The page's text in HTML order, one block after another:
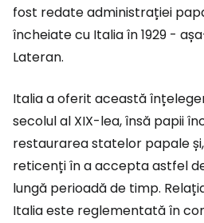
fost redate administrației
încheiate cu Italia în 1929 -
Lateran.
Italia a oferit această
secolul al XIX-lea, însă papii
restaurarea statelor papale
reticenți în a accepta astfel
lungă perioadă de timp.
Italia este reglementată în